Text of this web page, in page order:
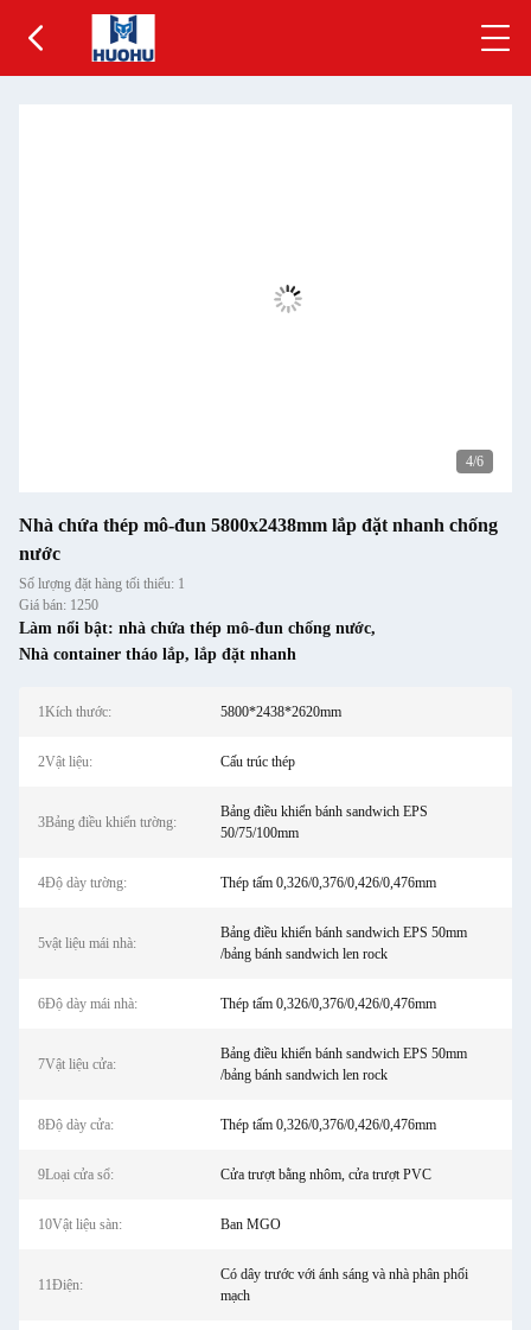
5/6
Nhà chứa thép mô-đun 5800x2438mm lắp đặt nhanh chống
nước
Số lượng đặt hàng tối thiểu: 1
Giá bán: 1250
Làm nổi bật: nhà chứa thép mô-đun chống nước,
Nhà container tháo lắp, lắp đặt nhanh
1Kích thước: 5800*2438*2620mm
2Vật liệu: Cấu trúc thép
3Bảng điều khiển tường:
Bảng điều khiển bánh sandwich EPS
50/75/100mm
4Độ dày tường: Thép tấm 0,326/0,376/0,426/0,476mm
5vật liệu mái nhà:
Bảng điều khiển bánh sandwich EPS 50mm
/bảng bánh sandwich len rock
6Độ dày mái nhà: Thép tấm 0,326/0,376/0,426/0,476mm
7Vật liệu cửa:
Bảng điều khiển bánh sandwich EPS 50mm
/bảng bánh sandwich len rock
8Độ dày cửa: Thép tấm 0,326/0,376/0,426/0,476mm
9Loại cửa sổ: Cửa trượt bằng nhôm, cửa trượt PVC
10Vật liệu sàn: Ban MGO
11Điện:
Có dây trước với ánh sáng và nhà phân phối
mạch